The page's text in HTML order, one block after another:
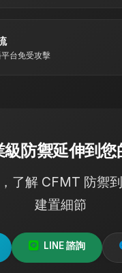
台免受攻擊
級防禦延伸到您
了解 CFMT 防禦
建置細節
LINE 諮詢